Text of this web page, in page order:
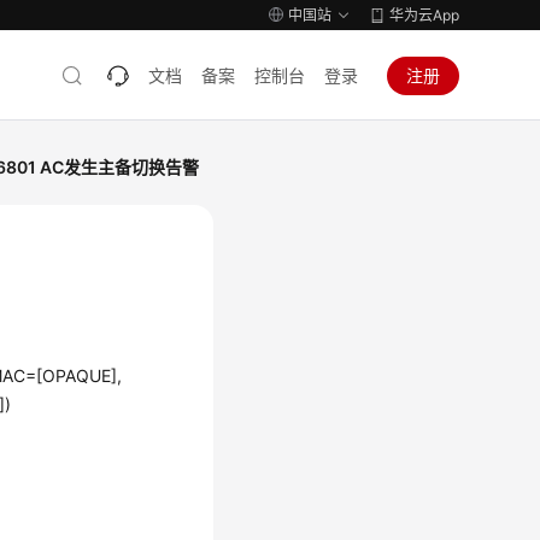
中国站 华为云App
文档 备案 控制台 登录 注册
AC发生主备切换告警